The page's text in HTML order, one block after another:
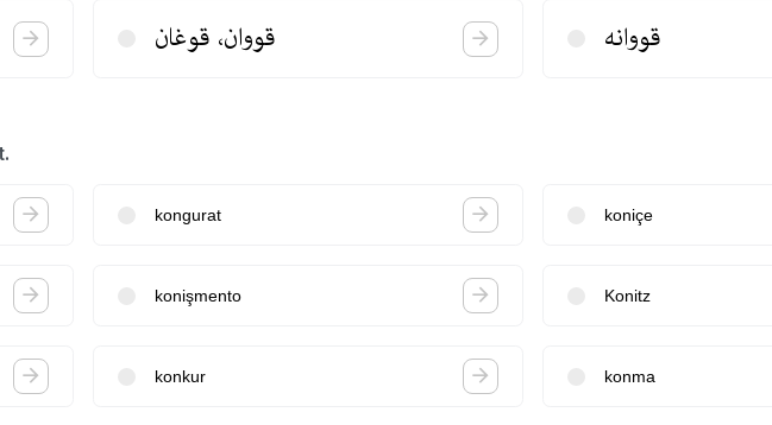
قووان، قوغان قووانه
kongurat koniçe
konişmento Konitz
konkur konma